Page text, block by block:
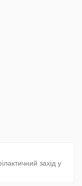
захід у